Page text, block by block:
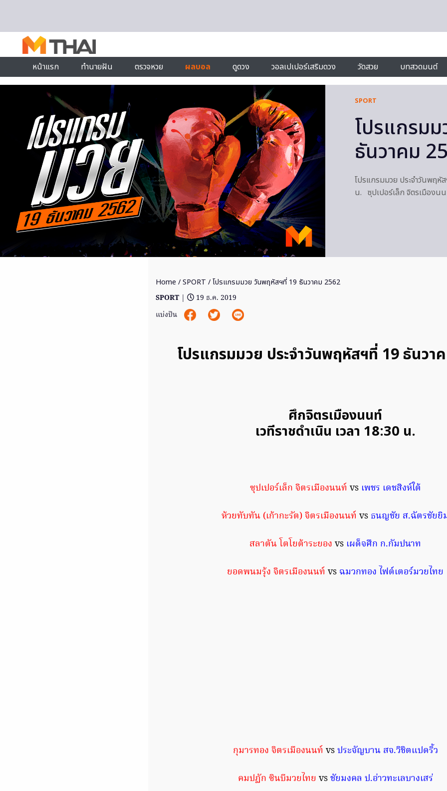
หน้าแรก ทำนายฝัน ตรวจหวย ผลบอล ดูดวง วอลเปเปอร์เสริมดวง วัดสวย บทสวดมนต์
SPORT
โปรแกรม
ธันวาคม
โปรแกรมมวย ประจำวันพฤ
น. ซุปเปอร์เล็ก จิตรเมืองน
Home /SPORT / โปรแกรมมวย วันพฤหัสฯที่ 19 ธันวาคม 2562
SPORT |
19 ธ.ค. 2019
แบ่งปัน
โปรแกรมมวย ประจำวันพฤหัสฯที่ 19 ธันวา
ศึกจิตรเมืองนนท์
เวทีราชดำเนิน เวลา 18:30 น.
ซุปเปอร์เล็ก จิตรเมืองนนท์ vsเพชร เดชสิงห์ใต้
ห้วยทับทัน (เก้ากะรัต) จิตรเมืองนนท์ vs ธนญชัย ส.ฉัตรชัยยิ
สลาตัน โตโยต้าระยอง vs เผด็จศึก ก.กัมปนาท
ยอดพนมรุ้ง จิตรเมืองนนท์ vs ฉมวกทอง ไฟต์เตอร์มวยไทย
กุมารทอง จิตรเมืองนนท์ vsประจัญบาน สจ.วิชิตแปดริ้ว
คมปฏัก ซินบีมวยไทย vsชัยมงคล ป.อ่าวทะเลบางเสร่